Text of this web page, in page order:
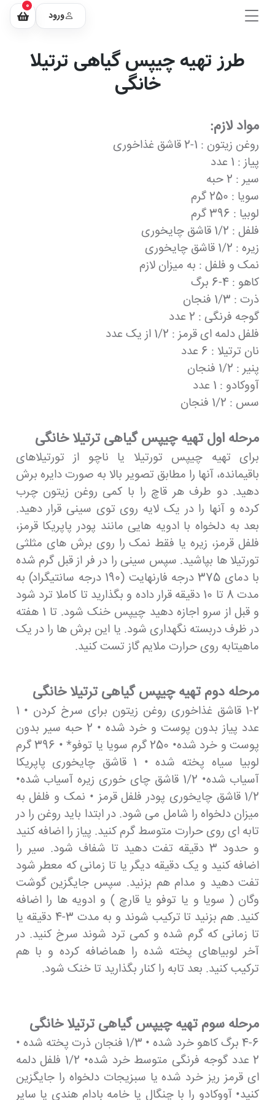
ورود
0
طرز تهیه چیپس گیاهی ترتیلا
خانگی
مواد لازم:
روغن زیتون : 1-2 قاشق غذاخوری
پیاز : 1 عدد
سیر : 2 حبه
سویا : 250 گرم
لوبیا : 396 گرم
فلفل : 1/2 قاشق چایخوری
زیره : 1/2 قاشق چایخوری
نمک و فلفل : به میزان لازم
کاهو : 4-6 برگ
ذرت : 1/3 فنجان
گوجه فرنگی : 2 عدد
فلفل دلمه ای قرمز : 1/2 از یک عدد
نان ترتیلا : 6 عدد
پنیر : 1/2 فنجان
آووکادو : 1 عدد
سس : 1/2 فنجان
مرحله اول تهیه چیپس گیاهی ترتیلا خانگی
برای تهیه چیپس تورتیلا یا ناچو از تورتیلاهای
باقیمانده، آنها را مطابق تصویر بالا به صورت دایره برش
دهید. دو طرف هر قاچ را با کمی روغن زیتون چرب
کرده و آنها را در یک لایه روی توی سینی قرار دهید.
بعد به دلخواه با ادویه هایی مانند پودر پاپریکا قرمز،
فلفل قرمز، زیره یا فقط نمک را روی برش های مثلثی
تورتیلا ها بپاشید. سپس سینی را در فر از قبل گرم شده
با دمای 375 درجه فارنهایت (190 درجه سانتیگراد) به
مدت 8 تا 10 دقیقه قرار داده و بگذارید تا کاملا ترد شود
و قبل از سرو اجازه دهید چیپس خنک شود. تا 1 هفته
در ظرف دربسته نگهداری شود. یا این برش ها را در یک
ماهیتابه روی حرارت ملایم گاز تست کنید.
مرحله دوم تهیه چیپس گیاهی ترتیلا خانگی
1-2 قاشق غذاخوری روغن زیتون برای سرخ کردن • 1
عدد پیاز بدون پوست و خرد شده • 2 حبه سیر بدون
پوست و خرد شده• 250 گرم سویا یا توفو* • 396 گرم
لوبیا سیاه پخته شده • 1 قاشق چایخوری پاپریکا
آسیاب شده• 1/2 قاشق چای خوری زیره آسیاب شده•
1/2 قاشق چایخوری پودر فلفل قرمز • نمک و فلفل به
میزان دلخواه را شامل می شود. در ابتدا باید روغن را در
تابه ای روی حرارت متوسط ​​گرم کنید. پیاز را اضافه کنید
و حدود 3 دقیقه تفت دهید تا شفاف شود. سیر را
اضافه کنید و یک دقیقه دیگر یا تا زمانی که معطر شود
تفت دهید و مدام هم بزنید. سپس جایگزین گوشت
وگان ( سویا و یا توفو یا قارچ ) و ادویه ها را اضافه
کنید. هم بزنید تا ترکیب شوند و به مدت 3-4 دقیقه یا
تا زمانی که گرم شده و کمی ترد شوند سرخ کنید. در
آخر لوبیاهای پخته شده را هماضافه کرده و با هم
ترکیب کنید. بعد تابه را کنار بگذارید تا خنک شود.
مرحله سوم تهیه چیپس گیاهی ترتیلا خانگی
4-6 برگ کاهو خرد شده • 1/3 فنجان ذرت پخته شده •
2 عدد گوجه فرنگی متوسط ​​خرد شده• 1/2 فلفل دلمه
ای قرمز ریز خرد شده یا سبزیجات دلخواه را جایگزین
کنید• آووکادو را با چنگال یا خامه بادام هندی یا سایر